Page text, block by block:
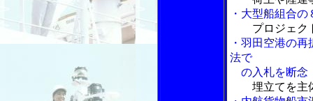
・大型船組合
プロジェク
・羽田空港の
法で
の入札を断念
埋立てを主